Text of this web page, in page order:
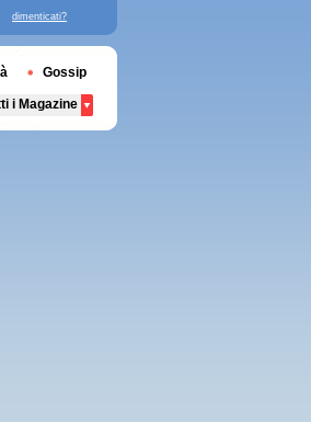
dimenticati?
Gossip
i Magazine